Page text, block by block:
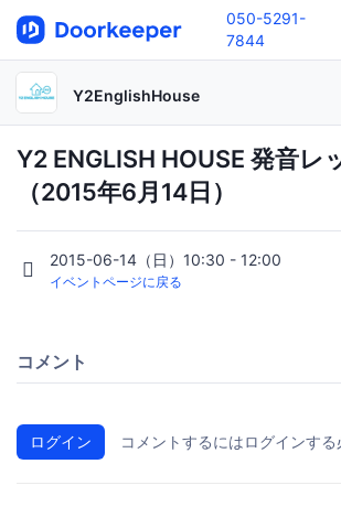
050-5291-
7844
Y2EnglishHouse
Y2 ENGLISH HOUSE 発音レ
（2015年6月14日）
2015-06-14（日）10:30 - 12:00
イベントページに戻る
コメント
ログイン コメントするにはログインする